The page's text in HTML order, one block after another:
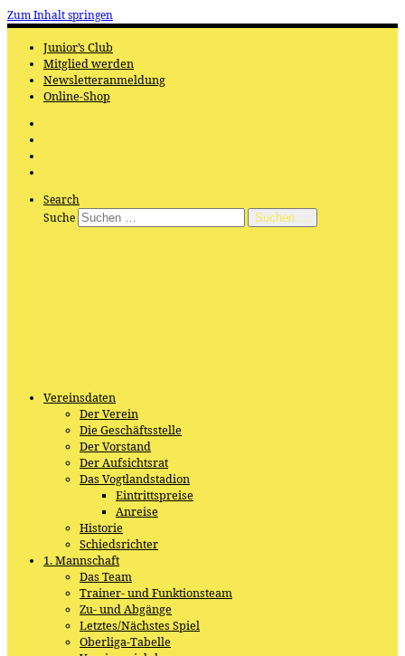
Zum Inhalt springen
Junior’s Club
Mitglied werden
Newsletteranmeldung
Online-Shop
Search
Suche
Suchen …
Vereinsdaten
Der Verein
Die Geschäftsstelle
Der Vorstand
Der Aufsichtsrat
Das Vogtlandstadion
Eintrittspreise
Anreise
Historie
Schiedsrichter
1. Mannschaft
Das Team
Trainer- und Funktionsteam
Zu- und Abgänge
Letztes/Nächstes Spiel
Oberliga-Tabelle